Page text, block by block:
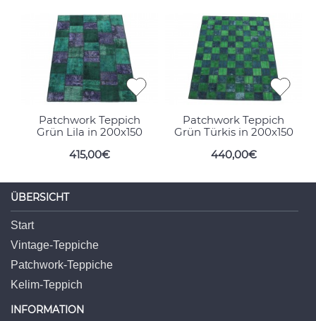
Patchwork Teppich
Grün Lila in 200x150
415,00€
Patchwork Teppich
Grün Türkis in 200x150
440,00€
ÜBERSICHT
Start
Vintage-Teppiche
Patchwork-Teppiche
Kelim-Teppich
INFORMATION